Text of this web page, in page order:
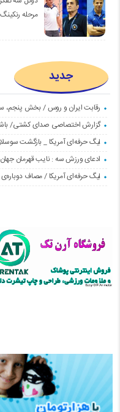
مرحله
جدید
رقابت ایران و روس / بخش پنجم، سال
گزارش اختصاصی صدای کشتی/
لیگ حرفه‌ای آمریکا _ بازگشت
ادعای ورزش سه : نایب قهرمان جهان
لیگ حرفه‌ای آمریکا / مصاف دوباره‌ی